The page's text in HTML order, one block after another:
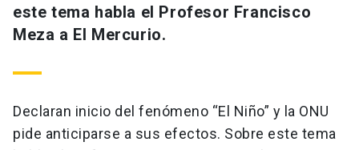
este tema habla el Profesor Francisco
Meza a El Mercurio.
Declaran inicio del fenómeno “El Niño” y la ONU
pide anticiparse a sus efectos. Sobre este tema